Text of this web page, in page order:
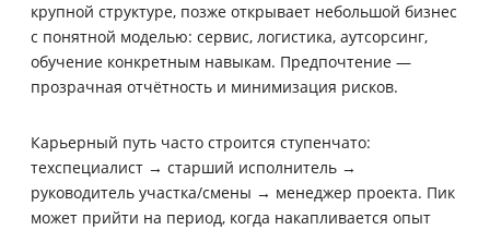
крупной структуре, позже открывает небольшой бизнес
с понятной моделью: сервис, логистика, аутсорсинг,
обучение конкретным навыкам. Предпочтение —
прозрачная отчётность и минимизация рисков.
Карьерный путь часто строится ступенчато:
техспециалист → старший исполнитель →
руководитель участка/смены → менеджер проекта. Пик
может прийти на период, когда накапливается опыт